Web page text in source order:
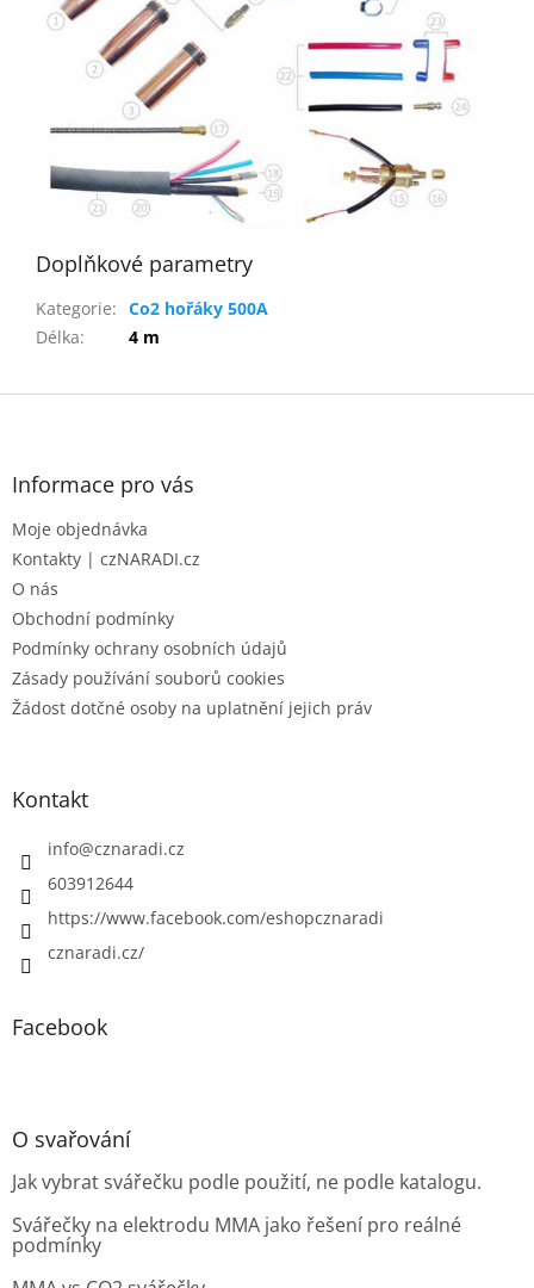
Doplňkové parametry
Kategorie: Co2 hořáky 500A
Délka: 4 m
Z
Informace pro vás
Moje objednávka
Kontakty | czNARADI.cz
O nás
Obchodní podmínky
Podmínky ochrany osobních údajů
Zásady používání souborů cookies
Žádost dotčné osoby na uplatnění jejich práv
Kontakt
info@cznaradi.cz
603912644
https://www.facebook.com/eshopcznaradi
cznaradi.cz/
Facebook
O svařování
Jak vybrat svářečku podle použití, ne podle katalogu.
Svářečky na elektrodu MMA jako řešení pro reálné
podmínky